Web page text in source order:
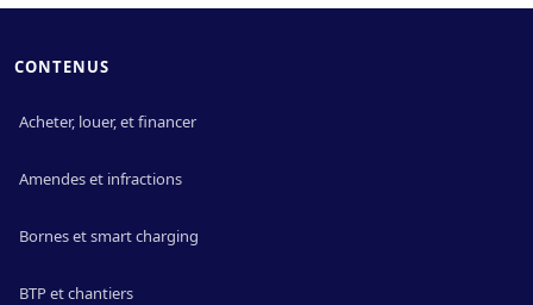
CONTENUS
Acheter, louer, et financer
Amendes et infractions
Bornes et smart charging
BTP et chantiers